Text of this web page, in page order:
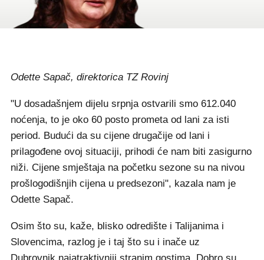
Odette Sapač, direktorica TZ Rovinj
"U dosadašnjem dijelu srpnja ostvarili smo 612.040
noćenja, to je oko 60 posto prometa od lani za isti
period. Budući da su cijene drugačije od lani i
prilagođene ovoj situaciji, prihodi će nam biti zasigurno
niži. Cijene smještaja na početku sezone su na nivou
prošlogodišnjih cijena u predsezoni", kazala nam je
Odette Sapač.
Osim što su, kaže, blisko odredište i Talijanima i
Slovencima, razlog je i taj što su i inače uz